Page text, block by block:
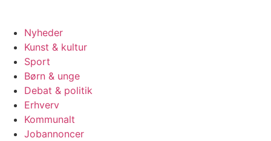
Nyheder
Kunst & kultur
Sport
Børn & unge
Debat & politik
Erhverv
Kommunalt
Jobannoncer